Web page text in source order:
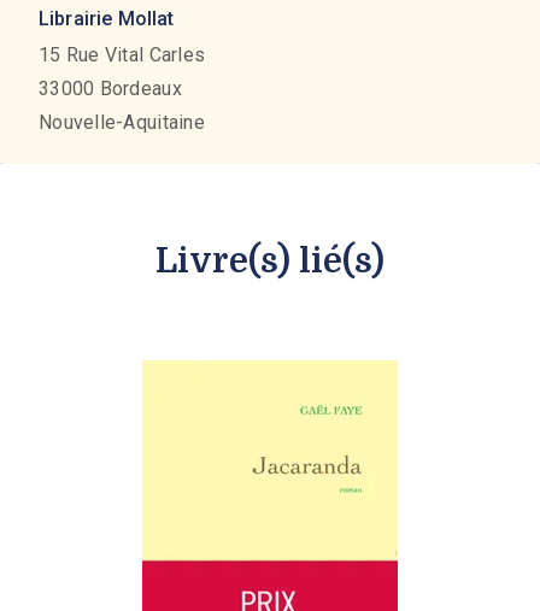
Librairie Mollat
15 Rue Vital Carles
33000 Bordeaux
Nouvelle-Aquitaine
Livre(s) lié(s)